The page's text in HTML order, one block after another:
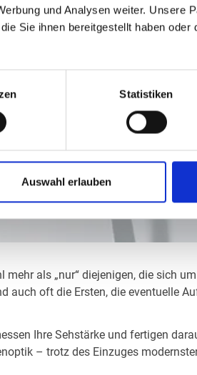
und Analysen weiter. Unsere
Sie ihnen bereitgestellt haben
Statistiken
Auswahl erlauben
als „nur“ diejenigen, die sich
oft die Ersten, die eventuelle
Ihre Sehstärke und fertigen
– trotz des Einzuges